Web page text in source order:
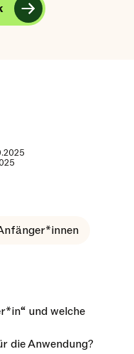
und welche
die Anwendung?